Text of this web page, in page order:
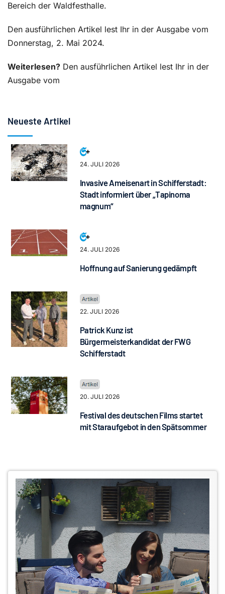
Bereich der Waldfesthalle.
Den ausführlichen Artikel lest Ihr in der Ausgabe vom
Donnerstag, 2. Mai 2024.
Weiterlesen? Den ausführlichen Artikel lest Ihr in der
Ausgabe vom
Neueste Artikel
24. JULI 2026
Invasive Ameisenart in Schifferstadt:
Stadt informiert über „Tapinoma
magnum“
24. JULI 2026
Hoffnung auf Sanierung gedämpft
22. JULI 2026
Patrick Kunz ist
Bürgermeisterkandidat der FWG
Schifferstadt
20. JULI 2026
Festival des deutschen Films startet
mit Staraufgebot in den Spätsommer